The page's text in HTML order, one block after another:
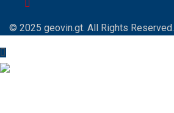
© 2025 geovin.gt. All Rights Reserved.